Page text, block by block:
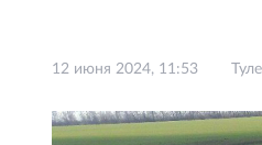
12 июня 2024, 11:53